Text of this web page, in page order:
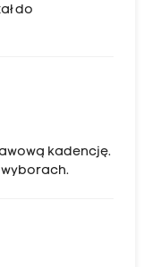
do
kadencję.
wyborach.